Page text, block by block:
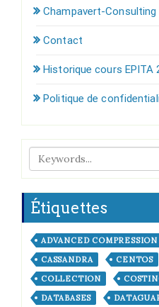
Champavert-Consulting
Contact
Historique cours EPITA
Politique de
Étiquettes
ADVANCED COMPRESSION
CASSANDRA
CENTOS
COLLECTION
DATABASES